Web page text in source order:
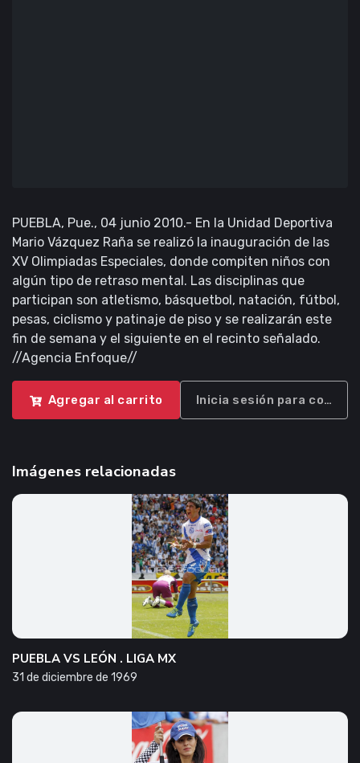
PUEBLA, Pue., 04 junio 2010.- En la Unidad Deportiva
Mario Vázquez Raña se realizó la inauguración de las
XV Olimpiadas Especiales, donde compiten niños con
algún tipo de retraso mental. Las disciplinas que
participan son atletismo, básquetbol, natación, fútbol,
pesas, ciclismo y patinaje de piso y se realizarán este
fin de semana y el siguiente en el recinto señalado.
//Agencia Enfoque//
Agregar al carrito Inicia sesión para
Imágenes relacionadas
PUEBLA VS LEÓN . LIGA MX
31 de diciembre de 1969